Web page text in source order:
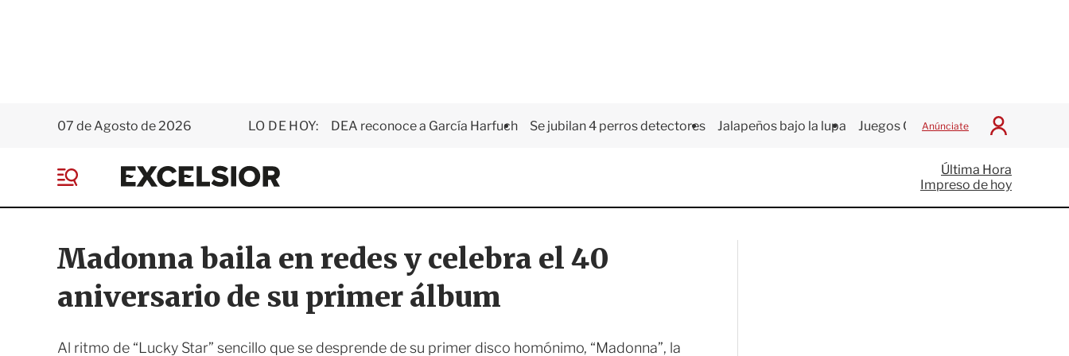
07 de Agosto de 2026 LO DE HOY: DEA reconoce a García Harfuch Se jubilan 4 perros detectores Jalapeños bajo la lupa Juegos Centroamericanos
Anúnciate
I
c
i
a
E
x
e
i
o
r
e
Última Hora
Impreso de hoy
Madonna baila en redes y celebra el 40
aniversario de su primer álbum
Al ritmo de “Lucky Star” sencillo que se desprende de su primer disco homónimo, “Madonna”, la